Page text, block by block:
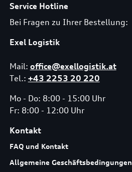
Service Hotline
Bei Fragen zu Ihrer Bestellung:
Exel Logistik
Mail: office@exellogistik.at
Tel.: +43 2253 20 220
Mo - Do: 8:00 - 15:00 Uhr
Fr: 8:00 - 12:00 Uhr
Kontakt
FAQ und Kontakt
Allgemeine Geschäftsbedingungen